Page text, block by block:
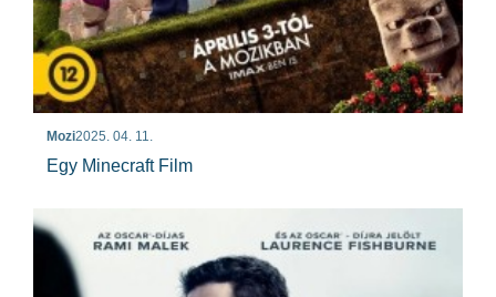
Mozi2025. 04. 11.
Egy Minecraft Film